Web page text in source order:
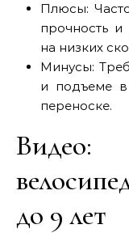
Плюсы:
прочность и
на низких
Минусы:
и подъеме
переноске.
Видео:
до 9 лет